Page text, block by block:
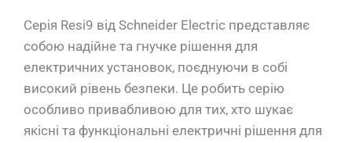
Серія Resi9 від Schneider Electric представляє
собою надійне та гнучке рішення для
електричних установок, поєднуючи в собі
високий рівень безпеки. Це робить серію
особливо привабливою для тих, хто шукає
якісні та функціональні електричні рішення для